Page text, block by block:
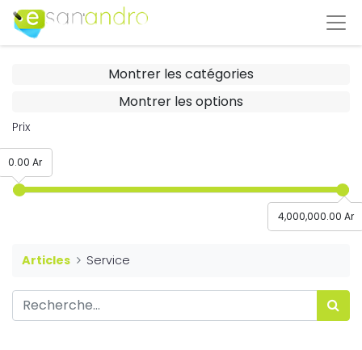
Montrer les catégories
Montrer les options
Prix
4,000,000.00 Ar
0.00 Ar
Articles Service